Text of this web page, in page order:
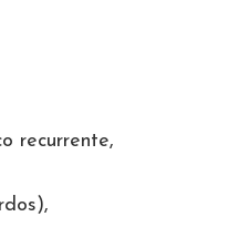
recurrente,